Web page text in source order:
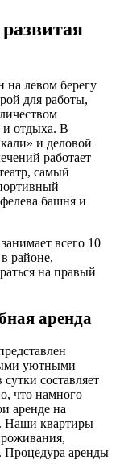
на левом берегу
для работы,
и отдыха. В
и деловой
работает
самый
башня и
всего 10
районе,
на правый
аренда
уютными
составляет
что намного
аренде на
Наши квартиры
Процедура аренды